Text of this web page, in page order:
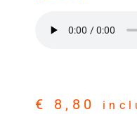
€ 8,80